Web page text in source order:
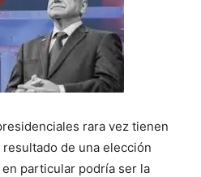
rara vez tienen
de una elección
particular podría ser la